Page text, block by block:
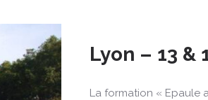
Lyon – 13 &
La formation « Epaule